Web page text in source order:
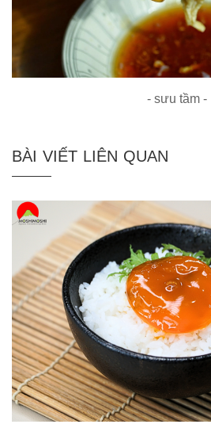
- sưu tầm -
BÀI VIẾT LIÊN QUAN